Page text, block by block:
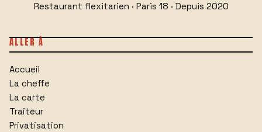
Restaurant flexitarien · Paris 18 · Depuis 2020
ALLER À
Accueil
La cheffe
La carte
Traiteur
Privatisation